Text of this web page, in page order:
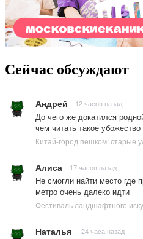
Сейчас обсуждают
Андрей 12 часов назад
До чего же докатился
чем читать такое убожество
Китай-город пешком: старые
Алиса 17 часов назад
Не смогли найти место где
метро очень далеко идти
Фестиваль ландшафтного
Наталья 24 часа назад